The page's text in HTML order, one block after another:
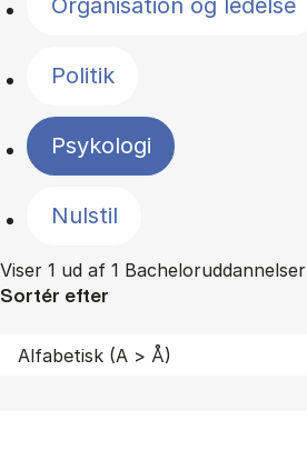
Organisation og ledelse
Politik
Psykologi
Nulstil
Viser 1 ud af 1 Bacheloruddannelser
Sortér efter